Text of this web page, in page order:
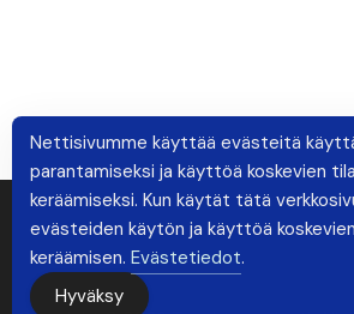
Nettisivumme käyttää evästeitä
parantamiseksi ja käyttöä koskevien
keräämiseksi. Kun käytät tätä
evästeiden käytön ja käyttöä
keräämisen. Evästetiedot.
Hyväksy